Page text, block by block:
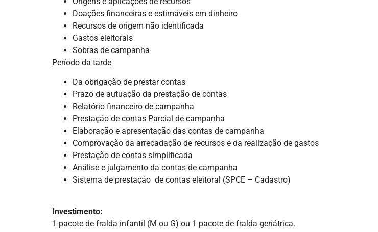
Doações financeiras e estimáveis em dinheiro
Recursos de origem não identificada
Gastos eleitorais
Sobras de campanha
Período da tarde
Da obrigação de prestar contas
Prazo de autuação da prestação de contas
Relatório financeiro de campanha
Prestação de contas Parcial de campanha
Elaboração e apresentação das contas de campanha
Comprovação da arrecadação de recursos e da realização de gastos
Prestação de contas simplificada
Análise e julgamento da contas de campanha
Sistema de prestação de contas eleitoral (SPCE – Cadastro)
Investimento:
1 pacote de fralda infantil (M ou G) ou 1 pacote de fralda geriátrica.